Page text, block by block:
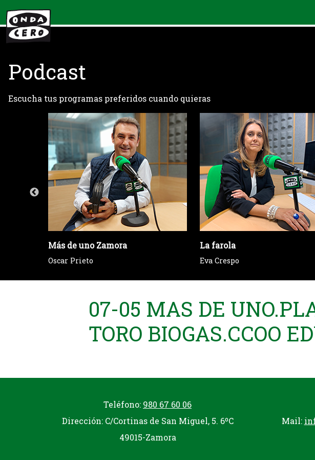
Podcast
Escucha tus programas preferidos cuando quieras
Más de uno Zamora
Oscar Prieto
La farola
Eva Crespo
07-05 MAS DE
TORO BIOGAS.CCOO
Teléfono: 980 67 60 06
Dirección: C/Cortinas de San Miguel, 5. 6ºC
49015-Zamora
Mail: